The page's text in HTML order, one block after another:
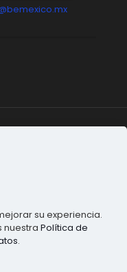
los derechos
su experiencia.
nuestra Política de
.